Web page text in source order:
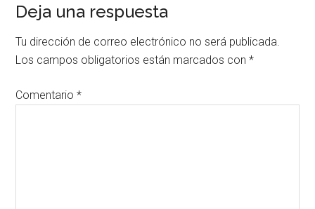
Interacciones
con
los
lectores
Deja una respuesta
Tu dirección de correo electrónico no será publicada.
Los campos obligatorios están marcados con*
Comentario*